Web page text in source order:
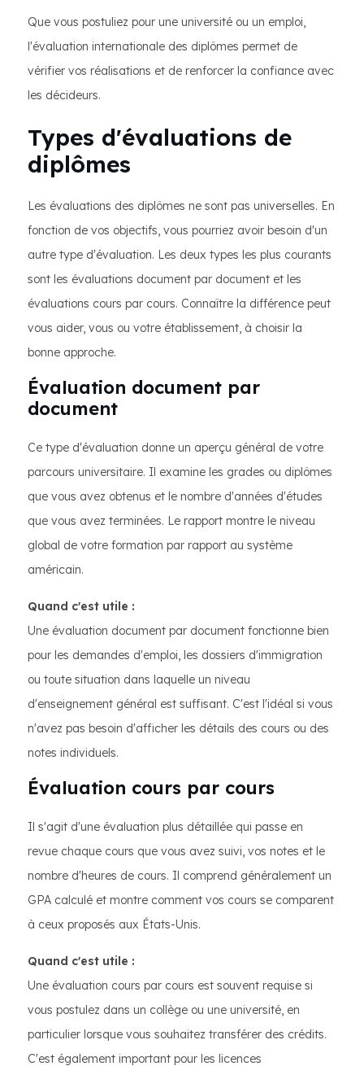
Que vous postuliez pour une université ou un emploi,
l'évaluation internationale des diplômes permet de
vérifier vos réalisations et de renforcer la confiance avec
les décideurs.
Types d'évaluations de
diplômes
Les évaluations des diplômes ne sont pas universelles. En
fonction de vos objectifs, vous pourriez avoir besoin d'un
autre type d'évaluation. Les deux types les plus courants
sont les évaluations document par document et les
évaluations cours par cours. Connaître la différence peut
vous aider, vous ou votre établissement, à choisir la
bonne approche.
Évaluation document par
document
Ce type d'évaluation donne un aperçu général de votre
parcours universitaire. Il examine les grades ou diplômes
que vous avez obtenus et le nombre d'années d'études
que vous avez terminées. Le rapport montre le niveau
global de votre formation par rapport au système
américain.
Quand c'est utile :
Une évaluation document par document fonctionne bien
pour les demandes d'emploi, les dossiers d'immigration
ou toute situation dans laquelle un niveau
d'enseignement général est suffisant. C'est l'idéal si vous
n'avez pas besoin d'afficher les détails des cours ou des
notes individuels.
Évaluation cours par cours
Il s'agit d'une évaluation plus détaillée qui passe en
revue chaque cours que vous avez suivi, vos notes et le
nombre d'heures de cours. Il comprend généralement un
GPA calculé et montre comment vos cours se comparent
à ceux proposés aux États-Unis.
Quand c'est utile :
Une évaluation cours par cours est souvent requise si
vous postulez dans un collège ou une université, en
particulier lorsque vous souhaitez transférer des crédits.
C'est également important pour les licences